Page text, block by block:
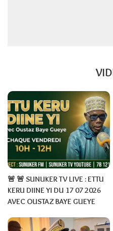
🚨 🚨 SUNUKER TV LIVE : ETTU
KERU DIINE YI DU 17 07 2026
AVEC OUSTAZ BAYE GUEYE